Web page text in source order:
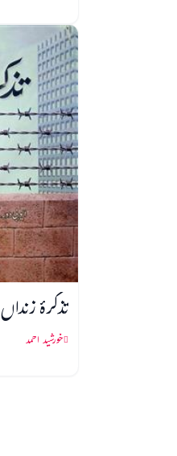
تذكرۂ زنداں
خورشید احمد